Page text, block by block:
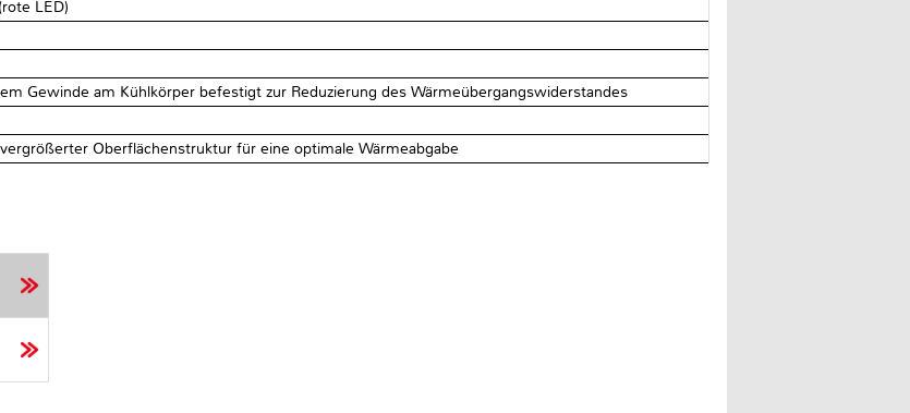
LED)
Gewinde am Kühlkörper befestigt zur Reduzierung des Wärmeübergangswiderstandes
Oberflächenstruktur für eine optimale Wärmeabgabe